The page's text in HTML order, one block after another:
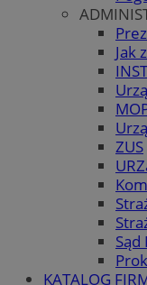
Jak
ZUS
KATALOG